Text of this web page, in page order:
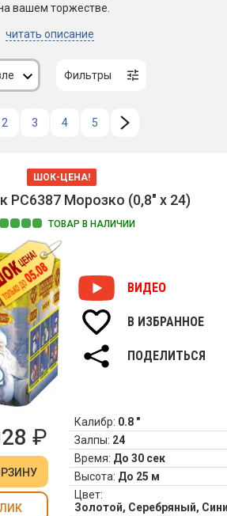
вашем торжестве.
читать описание
Фильтры
2 3 4 5
ШОК-ЦЕНА!
РС6387 Морозко (0,8" х 24)
ТОВАР В НАЛИЧИИ
ВИДЕО
В ИЗБРАННОЕ
ПОДЕЛИТЬСЯ
₽
Калибр: 0.8 "
Залпы: 24
Время: До 30 сек
Высота: До 25 м
Цвет:
Золотой, Серебряный,